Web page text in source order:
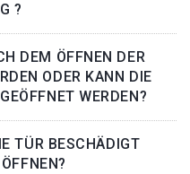
?
DEM ÖFFNEN DER
ODER KANN DIE
WERDEN?
TÜR BESCHÄDIGT